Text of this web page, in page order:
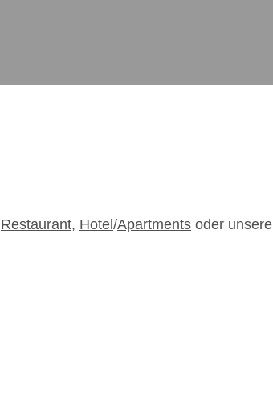
Restaurant, Hotel /Apartments oder unsere